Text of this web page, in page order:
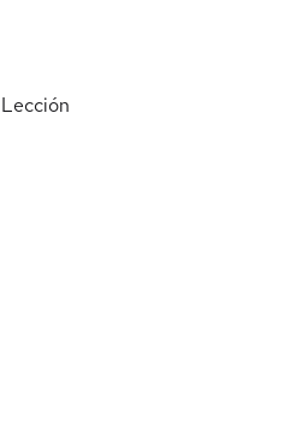
Lección